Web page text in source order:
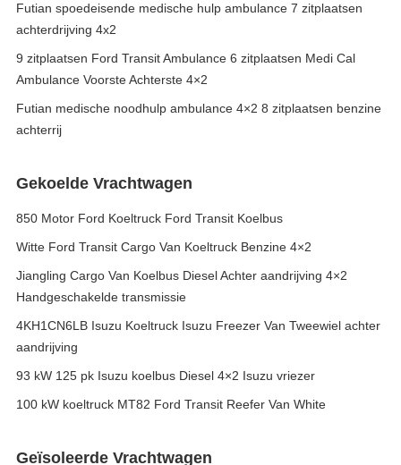
Futian spoedeisende medische hulp ambulance 7 zitplaatsen
achterdrijving 4x2
9 zitplaatsen Ford Transit Ambulance 6 zitplaatsen Medi Cal
Ambulance Voorste Achterste 4×2
Futian medische noodhulp ambulance 4×2 8 zitplaatsen benzine
achterrij
Gekoelde Vrachtwagen
850 Motor Ford Koeltruck Ford Transit Koelbus
Witte Ford Transit Cargo Van Koeltruck Benzine 4×2
Jiangling Cargo Van Koelbus Diesel Achter aandrijving 4×2
Handgeschakelde transmissie
4KH1CN6LB Isuzu Koeltruck Isuzu Freezer Van Tweewiel achter
aandrijving
93 kW 125 pk Isuzu koelbus Diesel 4×2 Isuzu vriezer
100 kW koeltruck MT82 Ford Transit Reefer Van White
Geïsoleerde Vrachtwagen